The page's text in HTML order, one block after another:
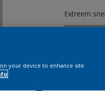
Extreem
your device to enhance site